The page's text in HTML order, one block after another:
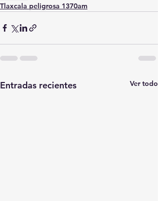
Tlaxcala peligrosa 1370am
Entradas recientes Ver todo